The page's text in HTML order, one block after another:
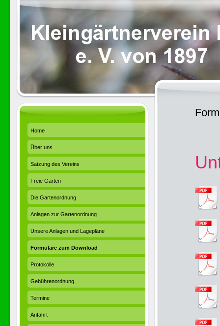
Home
Über uns
Satzung des Vereins
Freie Gärten
Die Gartenordnung
Anlagen zur Gartenordnung
Unsere Anlagen und Lagepläne
Formulare zum Download
Protokolle
Gebührenordnung
Termine
Anfahrt